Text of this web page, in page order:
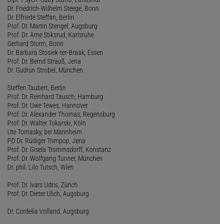
Dr. Friedrich-Wilhelm Steege, Bonn
Dr. Elfriede Steffan, Berlin
Prof. Dr. Martin Stengel, Augsburg
Prof. Dr. Arne Stiksrud, Karlsruhe
Gerhard Storm, Bonn
Dr. Barbara Stosiek-ter-Braak, Essen
Prof. Dr. Bernd Strauß, Jena
Dr. Gudrun Strobel, München
Steffen Taubert, Berlin
Prof. Dr. Reinhard Tausch, Hamburg
Prof. Dr. Uwe Tewes, Hannover
Prof. Dr. Alexander Thomas, Regensburg
Prof. Dr. Walter Tokarski, Köln
Ute Tomasky, bei Mannheim
PD Dr. Rüdiger Trimpop, Jena
Prof. Dr. Gisela Trommsdorff, Konstanz
Prof. Dr. Wolfgang Tunner, München
Dr. phil. Lilo Tutsch, Wien
Prof. Dr. Ivars Udris, Zürich
Prof. Dr. Dieter Ulich, Augsburg
Dr. Cordelia Volland, Augsburg